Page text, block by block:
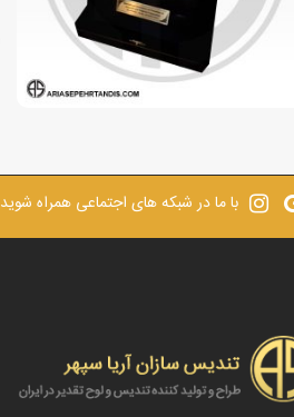
با ما در شبکه های اجتماعی همراه شوید